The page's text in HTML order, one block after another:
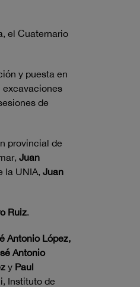
el Cuaternario
y puesta en
excavaciones
de
provincial de
Juan
la UNIA, Juan
Ruiz.
Antonio López,
Antonio
y Paul
Instituto de